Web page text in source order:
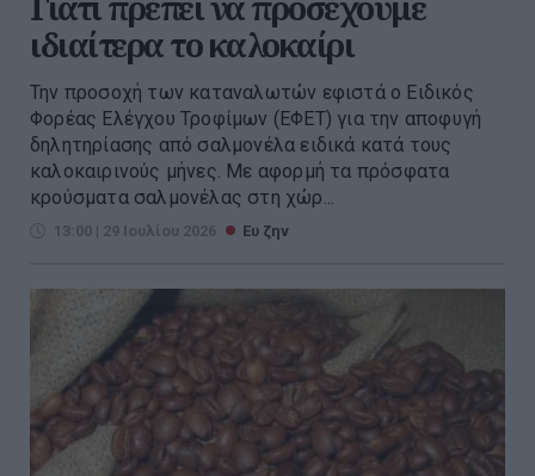
ιδιαίτερα το καλοκαίρι
Την προσοχή των καταναλωτών εφιστά ο Ειδικός
Φορέας Ελέγχου Τροφίμων (ΕΦΕΤ) για την αποφυγή
δηλητηρίασης από σαλμονέλα ειδικά κατά τους
καλοκαιρινούς μήνες. Με αφορμή τα πρόσφατα
κρούσματα σαλμονέλας στη χώρ...
13:00 | 29 Ιουλίου 2026 Ευ ζην